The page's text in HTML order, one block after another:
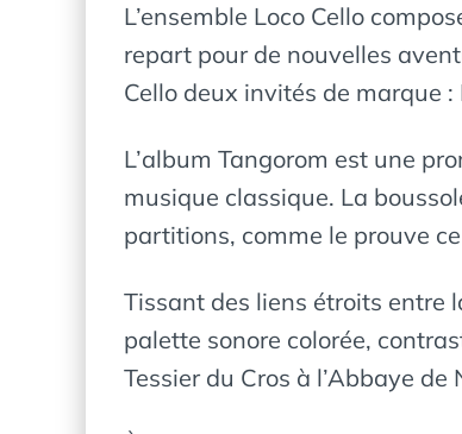
L’ensemble Loco Cello
repart pour de nouvelles
Cello deux invités de marque
L’album Tangorom est une
musique classique. La
partitions, comme le prouve
Tissant des liens étroits entre
palette sonore colorée,
Tessier du Cros à l’Abbaye de